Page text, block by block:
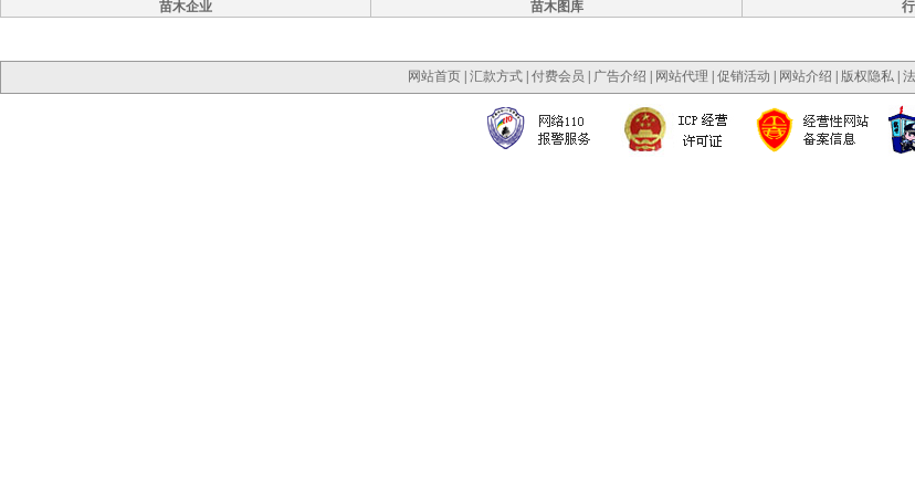
苗木企业 苗木图库
网站首页| 汇款方式| 付费会员 广告介绍 网站代理 促销活动 网站介绍 版权隐私|